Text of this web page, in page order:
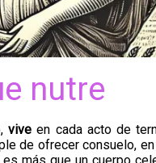
nutre
vive en cada acto de
de ofrecer consuelo,